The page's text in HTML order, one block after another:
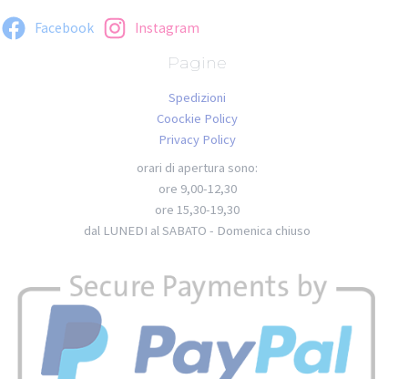
Facebook Instagram
Pagine
Spedizioni
Coockie Policy
Privacy Policy
orari di apertura sono:
ore 9,00-12,30
ore 15,30-19,30
dal LUNEDI al SABATO - Domenica chiuso